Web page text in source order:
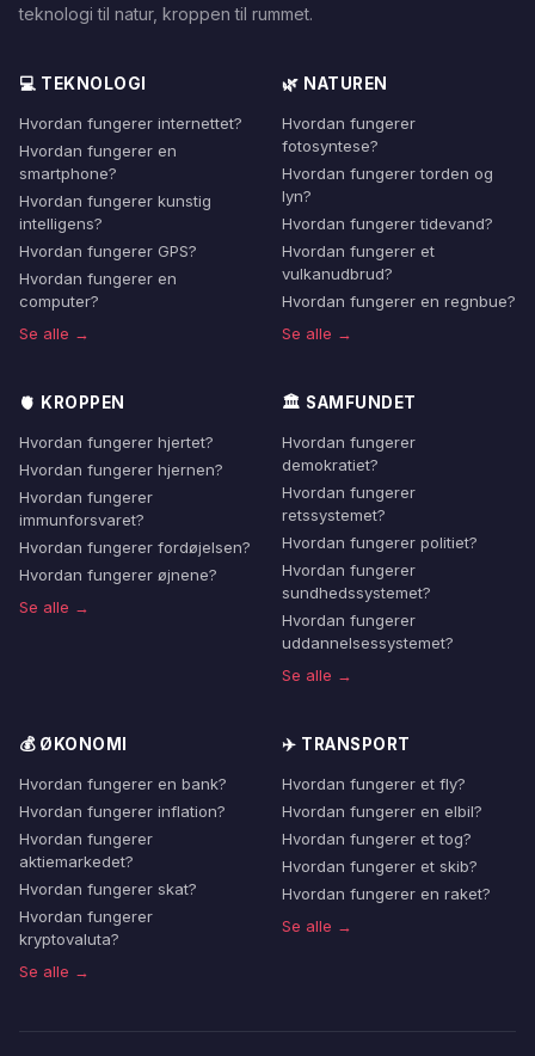
teknologi til natur, kroppen til rummet.
💻 TEKNOLOGI
Hvordan fungerer internettet?
Hvordan fungerer en
smartphone?
Hvordan fungerer kunstig
intelligens?
Hvordan fungerer GPS?
Hvordan fungerer en
computer?
Se alle →
🌿 NATUREN
Hvordan fungerer
fotosyntese?
Hvordan fungerer torden og
lyn?
Hvordan fungerer tidevand?
Hvordan fungerer et
vulkanudbrud?
Hvordan fungerer en regnbue?
Se alle →
🫀 KROPPEN
Hvordan fungerer hjertet?
Hvordan fungerer hjernen?
Hvordan fungerer
immunforsvaret?
Hvordan fungerer fordøjelsen?
Hvordan fungerer øjnene?
Se alle →
🏛️ SAMFUNDET
Hvordan fungerer
demokratiet?
Hvordan fungerer
retssystemet?
Hvordan fungerer politiet?
Hvordan fungerer
sundhedssystemet?
Hvordan fungerer
uddannelsessystemet?
Se alle →
💰 ØKONOMI
Hvordan fungerer en bank?
Hvordan fungerer inflation?
Hvordan fungerer
aktiemarkedet?
Hvordan fungerer skat?
Hvordan fungerer
kryptovaluta?
Se alle →
✈️ TRANSPORT
Hvordan fungerer et fly?
Hvordan fungerer en elbil?
Hvordan fungerer et tog?
Hvordan fungerer et skib?
Hvordan fungerer en raket?
Se alle →